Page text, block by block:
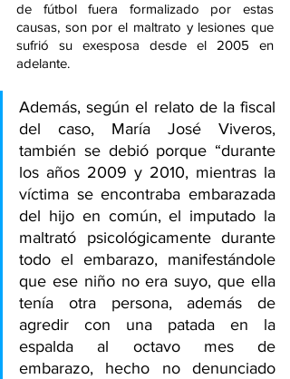
de fútbol fuera formalizado por estas
causas, son por el maltrato y lesiones que
sufrió su exesposa desde el 2005 en
adelante.
Además, según el relato de la fiscal
del caso, María José Viveros,
también se debió porque “durante
los años 2009 y 2010, mientras la
víctima se encontraba embarazada
del hijo en común, el imputado la
maltrató psicológicamente durante
todo el embarazo, manifestándole
que ese niño no era suyo, que ella
tenía otra persona, además de
agredir con una patada en la
espalda al octavo mes de
embarazo, hecho no denunciado